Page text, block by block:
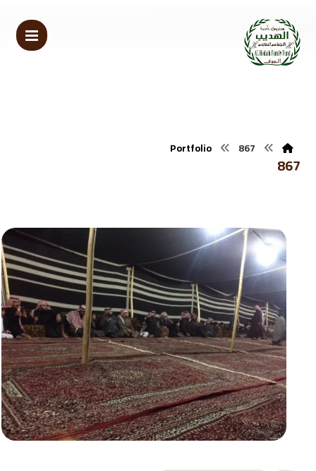
Portfolio 867
867